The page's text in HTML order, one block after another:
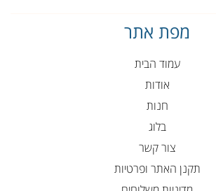
מפת אתר
עמוד הבית
אודות
חנות
בלוג
צור קשר
תקנן האתר ופרטיות